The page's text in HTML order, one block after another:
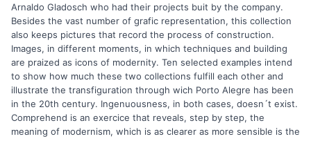
Arnaldo Gladosch who had their projects buit by the company.
Besides the vast number of grafic representation, this collection
also keeps pictures that record the process of construction.
Images, in different moments, in which techniques and building
are praized as icons of modernity. Ten selected examples intend
to show how much these two collections fulfill each other and
illustrate the transfiguration through wich Porto Alegre has been
in the 20th century. Ingenuousness, in both cases, doesn´t exist.
Comprehend is an exercice that reveals, step by step, the
meaning of modernism, which is as clearer as more sensible is the